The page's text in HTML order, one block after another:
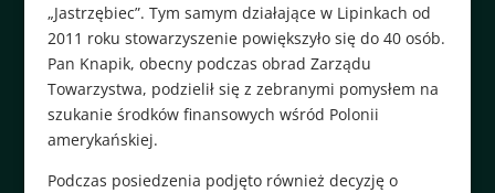
„Jastrzębiec”. Tym samym działające w Lipinkach od
2011 roku stowarzyszenie powiększyło się do 40 osób.
Pan Knapik, obecny podczas obrad Zarządu
Towarzystwa, podzielił się z zebranymi pomysłem na
szukanie środków finansowych wśród Polonii
amerykańskiej.
Podczas posiedzenia podjęto również decyzję o